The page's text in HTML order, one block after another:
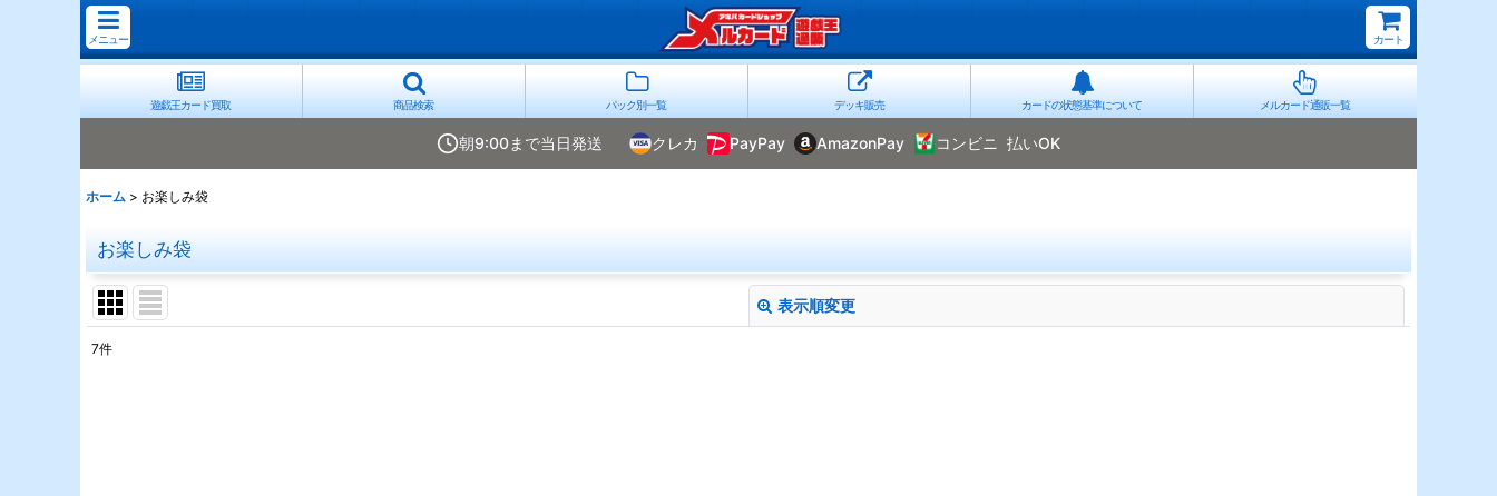
メニュー カート
遊戯王カード買取 商品検索 パック別一覧 デッキ販売 カードの状態基準について メルカード通販一覧
朝9:00まで当日発送 クレカ PayPay AmazonPay コンビニ 払いOK
ホーム > お楽しみ袋
お楽しみ袋
表示順変更
7件